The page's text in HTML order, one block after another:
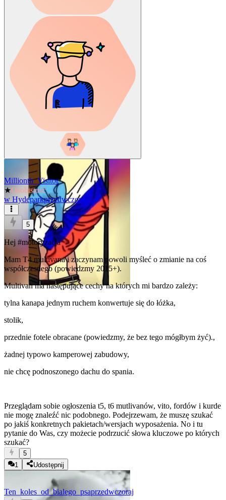
Millionth_Visitor
★Osobistość
w Hydeparkprzedwczoraj
5
Hej#motoryzacja
Mam T4 multivana i zaczynam powoli myśleć o zmianie na coś
współczesnego (powiedzmy 2015+).
Multivan ma następujące cechy na których mi bardzo zależy:
tylna kanapa jednym ruchem konwertuje się do łóżka,
stolik,
przednie fotele obracane (powiedzmy, że bez tego mógłbym żyć).,
żadnej typowo kamperowej zabudowy,
nie chcę podnoszonego dachu do spania.
Przeglądam sobie ogłoszenia t5, t6 mutlivanów, vito, fordów i kurde
nie mogę znaleźć nic podobnego. Podejrzewam, że muszę szukać
po jakiś konkretnych pakietach/wersjach wyposażenia. No i tu
pytanie do Was, czy możecie podrzucić słowa kluczowe po których
szukać?
5
1
Udostępnij
Ten_koles_od_bialego_psaprzedwczoraj